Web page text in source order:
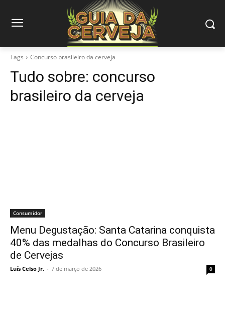
Tags Concurso brasileiro da cerveja
Tudo sobre: concurso
brasileiro da cerveja
Consumidor
Menu Degustação: Santa Catarina conquista
40% das medalhas do Concurso Brasileiro
de Cervejas
Luís Celso Jr. - 7 de março de 2026 0